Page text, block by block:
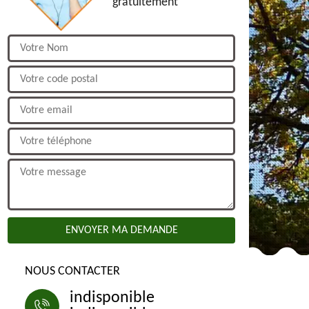
NOUS CONTACTER
indisponible